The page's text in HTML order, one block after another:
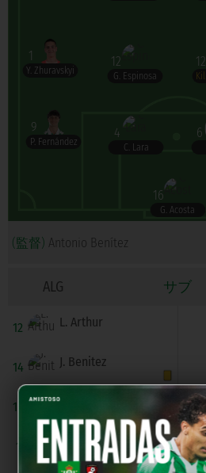
(監督) Antonio Benítez
16
G. Acosta
4
C. Lara
6
9
P. Fernández
12
G. Espinosa
12
1
Y. Zhuravskyi
ALG サブ
12 L. Arthur
14 J. Benitez
16 C. Diaz
1 A. Torres